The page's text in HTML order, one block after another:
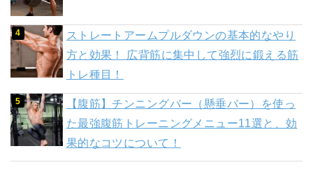
ストレートアームプルダウンの基本的なやり
方と効果！ 広背筋に集中して強烈に鍛える筋
トレ種目！
【腹筋】チンニングバー（懸垂バー）を使っ
た最強腹筋トレーニングメニュー11選と、効
果的なコツについて！